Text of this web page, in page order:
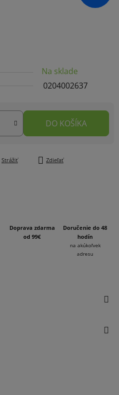
Na sklade
0204002637
DO KOŠÍKA
Strážiť Zdieľať
Doprava zdarma
od 99€
Doručenie do 48
hodín
na akúkoľvek
adresu